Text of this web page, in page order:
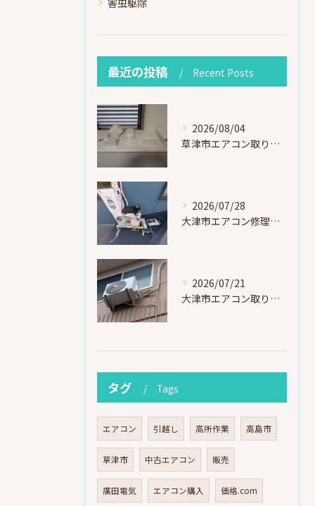
害虫駆除
最近の投稿 Recent Posts
2026/08/04
草津市エアコン取り付け｜お客様取り外し済・化粧カバー再利用（ダイキン S225ATES・アウルコート草津）
2026/07/28
大津市エアコン修理｜冷媒漏れを特定！高所作業で東芝RAS-F221ARTを修理・ガスチャージ
2026/07/21
大津市エアコン取り付け｜他社で断られたマンション3階の壁面アングル高所作業（ハイセンス HA-J22H-W・プレジーオビワコ）
タグ Tags
エアコン 引越し 高所作業 高島市
草津市 中古エアコン 販売
廣田電気 エアコン購入 価格.com